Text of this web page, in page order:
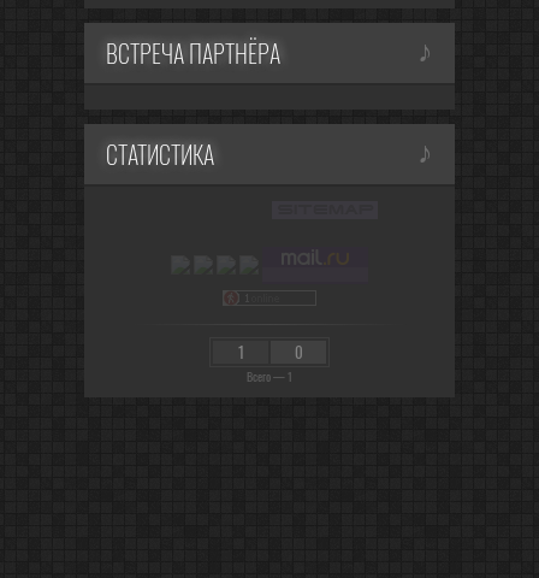
ВСТРЕЧА ПАРТНЁРА
СТАТИСТИКА
1 0
Всего — 1